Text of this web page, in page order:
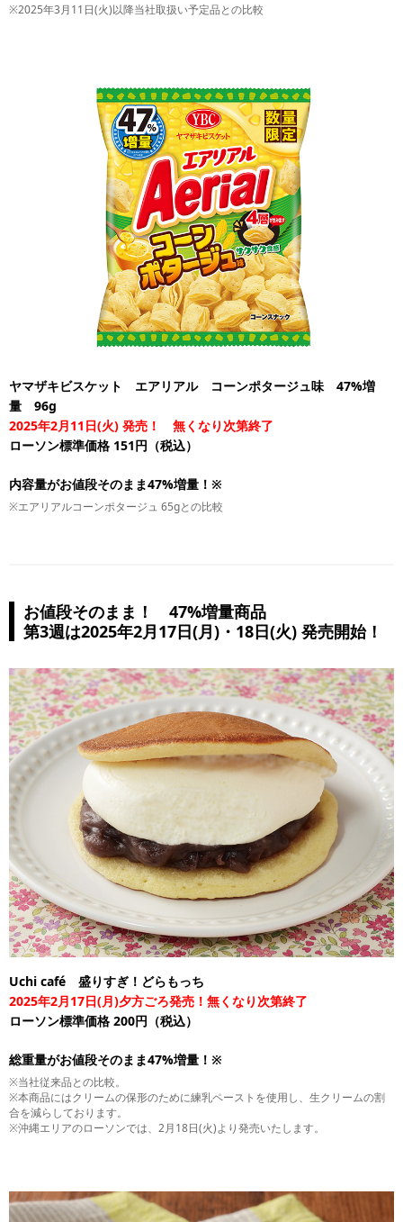
※2025年3月11日(火)以降当社取扱い予定品との比較
ヤマザキビスケット エアリアル コーンポタージュ味 47%増
量 96g
2025年2月11日(火) 発売！ 無くなり次第終了
ローソン標準価格 151円（税込）
内容量がお値段そのまま47%増量！※
※エアリアルコーンポタージュ 65gとの比較
お値段そのまま！ 47%増量商品
第3週は2025年2月17日(月)・18日(火) 発売開始！
Uchi café 盛りすぎ！どらもっち
2025年2月17日(月)夕方ごろ発売！無くなり次第終了
ローソン標準価格 200円（税込）
総重量がお値段そのまま47%増量！※
※当社従来品との比較。
※本商品にはクリームの保形のために練乳ペーストを使用し、生クリームの割
合を減らしております。
※沖縄エリアのローソンでは、2月18日(火)より発売いたします。